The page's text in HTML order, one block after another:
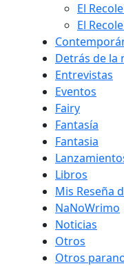
El
El
Detrás de la
Entrevistas
Eventos
Fairy
Fantasía
Fantasia
Libros
Mis Reseña
NaNoWrimo
Noticias
Otros
Otros